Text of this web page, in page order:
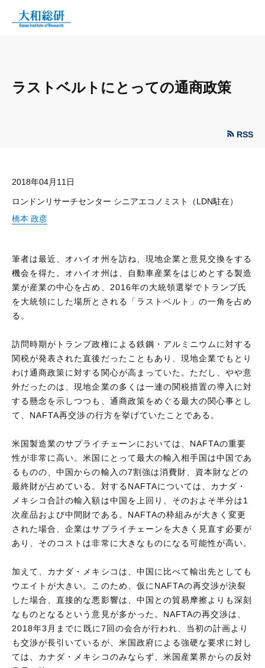
ラストベルトにとっての通商政策
RSS
2018年04月11日
ロンドンリサーチセンター シニアエコノミスト（LDN駐在）
橋本 政彦
筆者は最近、オハイオ州を訪ね、現地企業と意見交換をする
機会を得た。オハイオ州は、自動車産業をはじめとする製造
業が産業の中心を占め、2016年の大統領選挙でトランプ氏
を大統領にした場所とされる「ラストベルト」の一角を占め
る。
訪問時期がトランプ政権による鉄鋼・アルミニウムに対する
関税が発表された直後だったこともあり、現地企業でもとり
わけ通商政策に対する関心が高まっていた。ただし、やや意
外だったのは、現地企業の多くは一連の関税措置の導入に対
する懸念を示しつつも、通商政策をめぐる最大の関心事とし
て、NAFTA再交渉の行方を挙げていたことである。
米国製造業のサプライチェーンにおいては、NAFTAの重要
性が非常に高い。米国にとって最大の輸入相手国は中国であ
るものの、中国からの輸入の7割強は消費財、資本財などの
最終財が占めている。対するNAFTAについては、カナダ・
メキシコ合計の輸入額は中国を上回り、そのおよそ半分は1
次産品および中間財である。NAFTAの枠組みが大きく変更
された場合、企業はサプライチェーンを大きく見直す必要が
あり、そのコストは非常に大きなものになる可能性が高い。
加えて、カナダ・メキシコは、中国に比べて輸出先としても
ウエイトが大きい。このため、仮にNAFTAの再交渉が決裂
した場合、直接的な悪影響は、中国との貿易摩擦よりも深刻
なものとなるという意見が多かった。NAFTAの再交渉は、
2018年3月までに既に7回の会合が行われ、当初の計画より
も交渉が長引いているが、米国政府による強硬な要求に対し
ては、カナダ・メキシコのみならず、米国産業界からの反対